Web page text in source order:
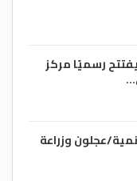
رسميًا مركز
عجلون وزراعة